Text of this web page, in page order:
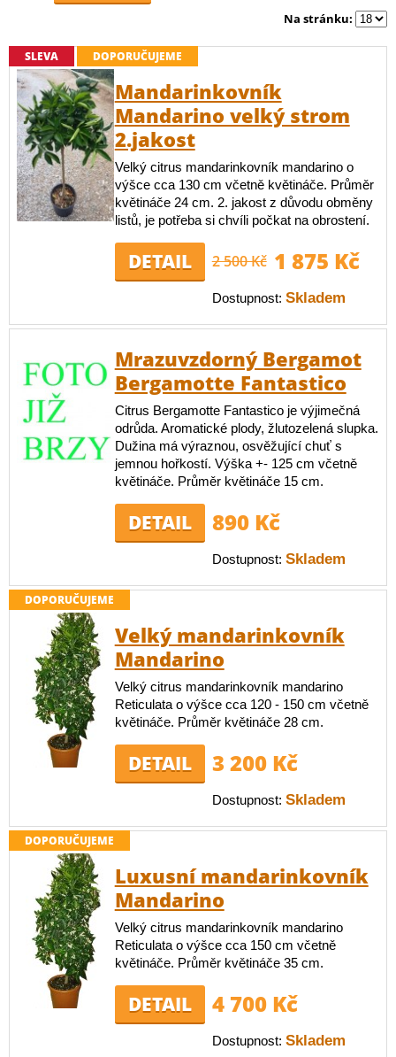
Na stránku:
SLEVA DOPORUČUJEME
Mandarinkovník
Mandarino velký strom
2.jakost
Velký citrus mandarinkovník mandarino o
výšce cca 130 cm včetně květináče. Průměr
květináče 24 cm. 2. jakost z důvodu obměny
listů, je potřeba si chvíli počkat na obrostení.
DETAIL 2 500 Kč 1 875 Kč
Dostupnost: Skladem
Mrazuvzdorný Bergamot
Bergamotte Fantastico
Citrus Bergamotte Fantastico je výjimečná
odrůda. Aromatické plody, žlutozelená slupka.
Dužina má výraznou, osvěžující chuť s
jemnou hořkostí. Výška +- 125 cm včetně
květináče. Průměr květináče 15 cm.
DETAIL 890 Kč
Dostupnost: Skladem
DOPORUČUJEME
Velký mandarinkovník
Mandarino
Velký citrus mandarinkovník mandarino
Reticulata o výšce cca 120 - 150 cm včetně
květináče. Průměr květináče 28 cm.
DETAIL 3 200 Kč
Dostupnost: Skladem
DOPORUČUJEME
Luxusní mandarinkovník
Mandarino
Velký citrus mandarinkovník mandarino
Reticulata o výšce cca 150 cm včetně
květináče. Průměr květináče 35 cm.
DETAIL 4 700 Kč
Dostupnost: Skladem